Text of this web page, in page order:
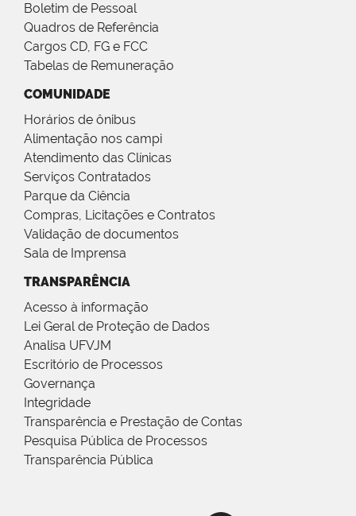
Boletim de Pessoal
Quadros de Referência
Cargos CD, FG e FCC
Tabelas de Remuneração
COMUNIDADE
Horários de ônibus
Alimentação nos campi
Atendimento das Clínicas
Serviços Contratados
Parque da Ciência
Compras, Licitações e Contratos
Validação de documentos
Sala de Imprensa
TRANSPARÊNCIA
Acesso à informação
Lei Geral de Proteção de Dados
Analisa UFVJM
Escritório de Processos
Governança
Integridade
Transparência e Prestação de Contas
Pesquisa Pública de Processos
Transparência Pública